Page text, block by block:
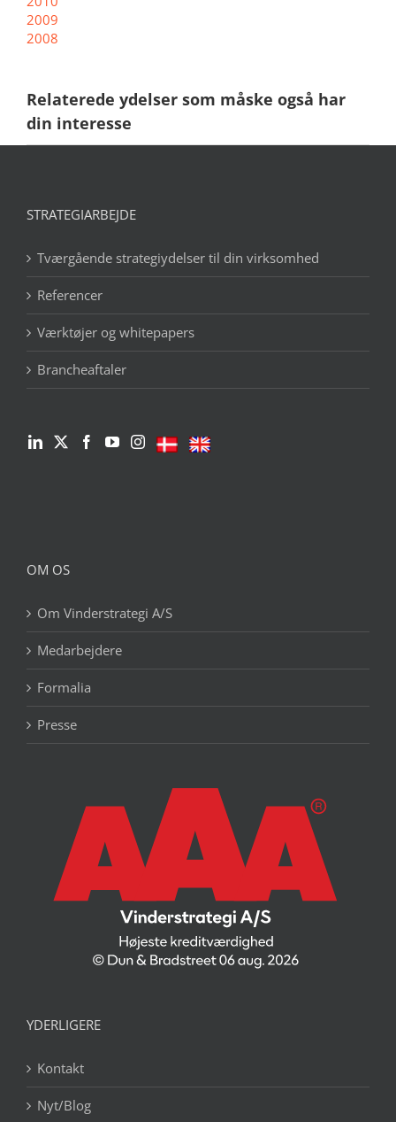
2009
2008
Relaterede ydelser som måske også har
din interesse
STRATEGIARBEJDE
Tværgående strategiydelser til din virksomhed
Referencer
Værktøjer og whitepapers
Brancheaftaler
OM OS
Om Vinderstrategi A/S
Medarbejdere
Formalia
Presse
YDERLIGERE
Kontakt
Nyt/Blog